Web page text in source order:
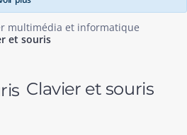
multimédia et informatique
et souris
Clavier et souris